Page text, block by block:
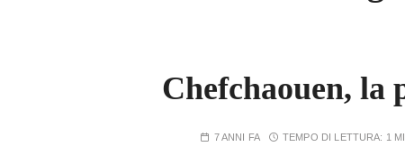
Chefchaouen, la
7 ANNI FA TEMPO DI LETTURA: 1